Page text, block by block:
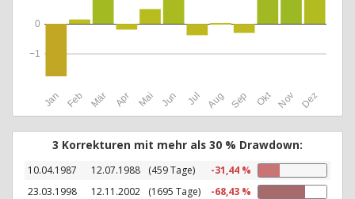
Jan Feb Mär Apr Mai Jun Jul Aug Sep Okt Nov Dez
−1
0
3 Korrekturen mit mehr als 30 % Drawdown:
10.04.1987 12.07.1988 (459 Tage)
-31,44 %
23.03.1998
12.11.2002 (1695 Tage)
-68,43 %